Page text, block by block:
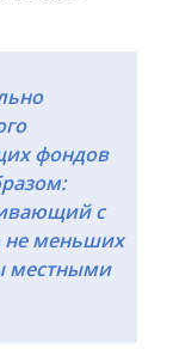
фондов
с
не меньших
местными